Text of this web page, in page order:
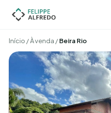
Início /À venda /Beira Rio